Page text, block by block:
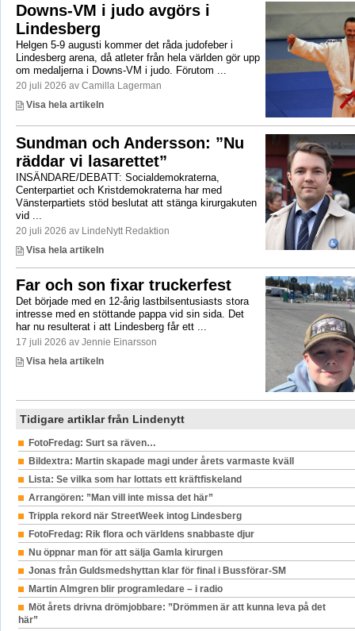
Downs-VM i judo avgörs i
Lindesberg
Helgen 5-9 augusti kommer det råda judofeber i
Lindesberg arena, då atleter från hela världen gör upp
om medaljerna i Downs-VM i judo. Förutom ...
20 juli 2026 av Camilla Lagerman
Visa hela artikeln
Sundman och Andersson: ”Nu
räddar vi lasarettet”
INSÄNDARE/DEBATT: Socialdemokraterna,
Centerpartiet och Kristdemokraterna har med
Vänsterpartiets stöd beslutat att stänga kirurgakuten
vid ...
20 juli 2026 av LindeNytt Redaktion
Visa hela artikeln
Far och son fixar truckerfest
Det började med en 12-årig lastbilsentusiasts stora
intresse med en stöttande pappa vid sin sida. Det
har nu resulterat i att Lindesberg får ett ...
17 juli 2026 av Jennie Einarsson
Visa hela artikeln
Tidigare artiklar från Lindenytt
FotoFredag: Surt sa räven…
Bildextra: Martin skapade magi under årets varmaste kväll
Lista: Se vilka som har lottats ett kräftfiskeland
Arrangören: ”Man vill inte missa det här”
Trippla rekord när StreetWeek intog Lindesberg
FotoFredag: Rik flora och världens snabbaste djur
Nu öppnar man för att sälja Gamla kirurgen
Jonas från Guldsmedshyttan klar för final i Bussförar-SM
Martin Almgren blir programledare – i radio
Möt årets drivna drömjobbare: ”Drömmen är att kunna leva på det
här”